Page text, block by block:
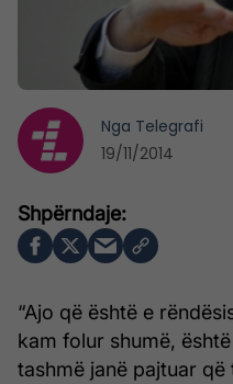
“Ajo që është e
kam folur shumë,
tashmë janë pajtuar
Nga Telegrafi
19/11/2014